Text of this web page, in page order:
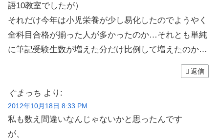
語10教室でしたが）
それだけ今年は小児栄養が少し易化したのでようやく
全科目合格が揃った人が多かったのか…それとも単純
に筆記受験生数が増えた分だけ比例して増えたのか…
返信
ぐまっち より:
2012年10月18日 8:33 PM
私も数え間違いなんじゃないかと思ったんです
が、